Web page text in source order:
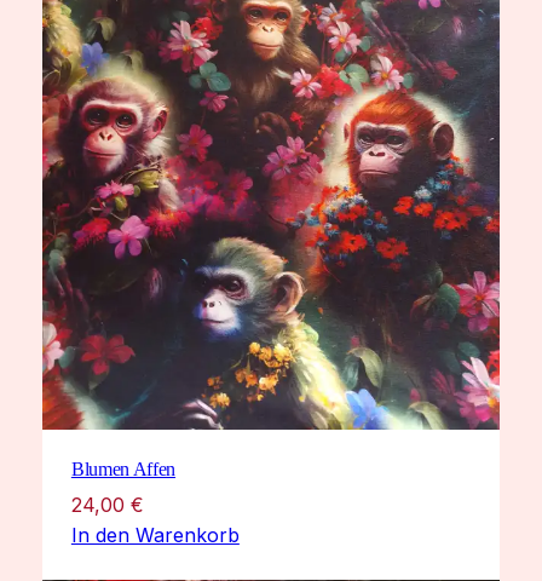
Blumen Affen
24,00 €
In den Warenkorb